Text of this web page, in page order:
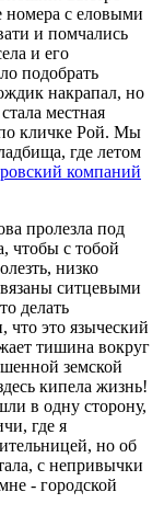
номера c еловыми
и помчались
и его
подобрать
накрапал, но
местная
кличке Рой. Мы
где летом
компаний
пролезла под
чтобы с тобой
низко
ситцевыми
делать
что это языческий
тишина вокруг
земской
кипела жизнь!
в одну сторону,
где я
но об
с непривычки
- городской